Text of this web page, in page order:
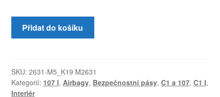
Pravý
přední
Citroën
C1
Přidat do košíku
SKU: 2631-M5_K19 M2631
Kategorií: 107 I, Airbagy, Bezpečnostní pásy, C1 a 107, C1 I,
Interiér